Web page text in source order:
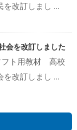
改訂しまし ...
会を改訂しました
ト用教材 高校
を改訂しまし ...